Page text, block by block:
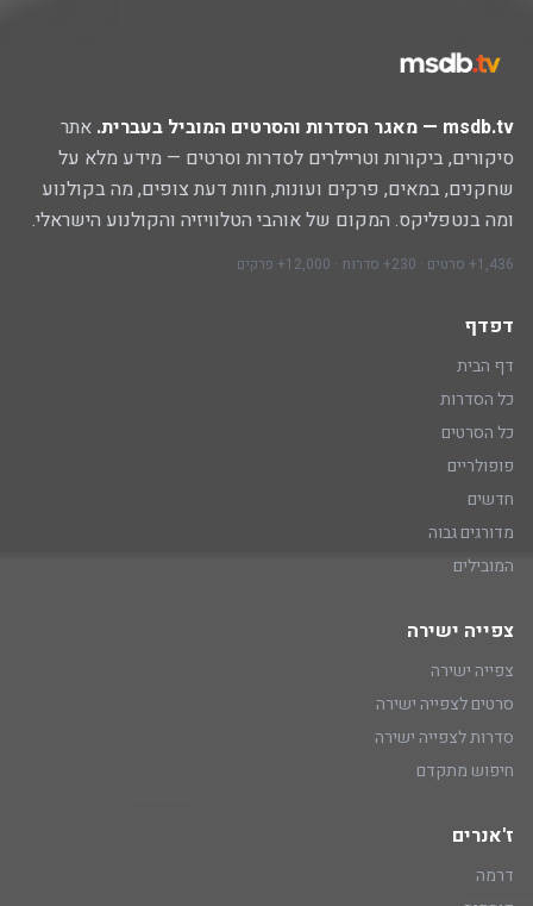
msdb.tv — מאגר הסדרות והסרטים המוביל בעברית.
אתר
סיקורים, ביקורות וטריילרים לסדרות וסרטים — מידע מלא על
שחקנים, במאים, פרקים ועונות, חוות דעת צופים, מה בקולנוע
ומה בנטפליקס. המקום של אוהבי הטלוויזיה והקולנוע הישראלי.
1,436+ סרטים · 230+ סדרות · 12,000+ פרקים
דפדף
דף הבית
כל הסדרות
כל הסרטים
פופולריים
חדשים
מדורגים גבוה
המובילים
צפייה ישירה
צפייה ישירה
סרטים לצפייה ישירה
סדרות לצפייה ישירה
חיפוש מתקדם
ז'אנרים
דרמה